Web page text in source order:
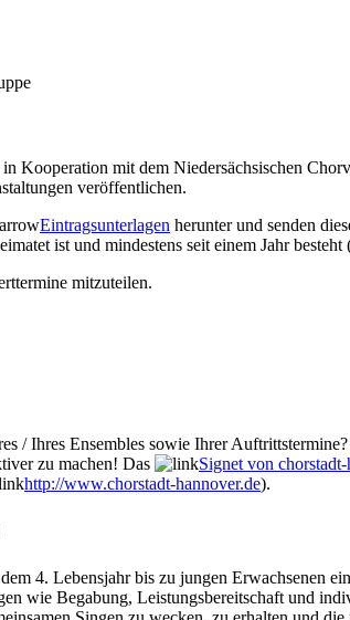
Kooperation mit dem Niedersächsischen
veröffentlichen.
Eintragsunterlagen herunter und senden
ist und mindestens seit einem Jahr
mitzuteilen.
/ Ihres Ensembles sowie Ihrer
zu machen! Das
Signet von
http://www.chorstadt-hannover.de).
4. Lebensjahr bis zu jungen Erwachsenen
wie Begabung, Leistungsbereitschaft und